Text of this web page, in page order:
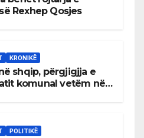
Rexhep Qosjes
KRONIKË
shqip, përgjigjja e
komunal vetëm në
POLITIKË